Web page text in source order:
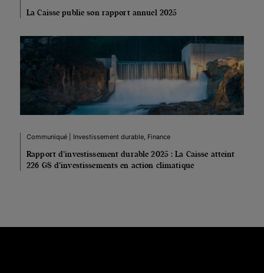
La Caisse publie son rapport annuel 2025
Communiqué | Investissement durable, Finance
Rapport d’investissement durable 2025 : La Caisse atteint
226 G$ d’investissements en action climatique